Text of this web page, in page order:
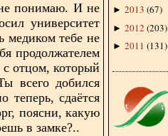
понимаю. И не
университет
медиком тебе не
продолжателем
с отцом, который
всего добился
теперь, сдаётся
поясни, какую
в замке?..
► 2013 (67)
► 2012 (203)
► 2011 (131)